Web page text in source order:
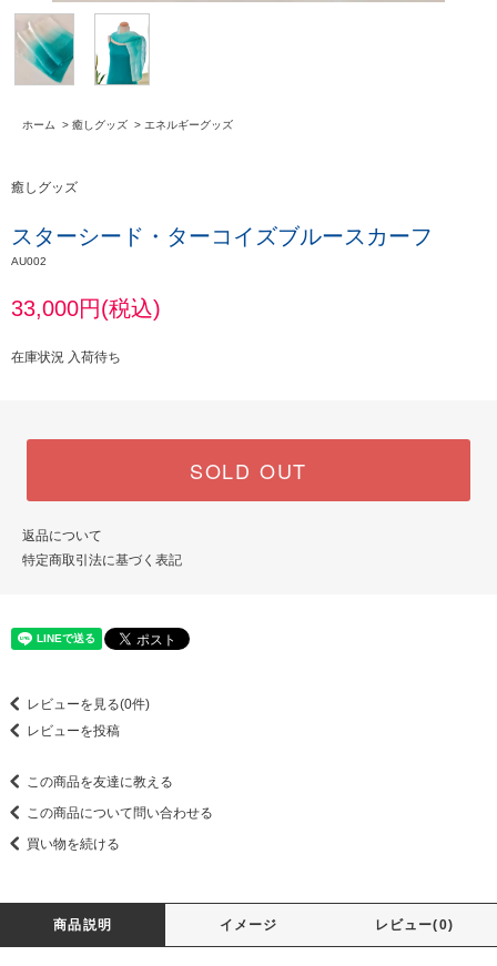
ホーム > 癒しグッズ > エネルギーグッズ
癒しグッズ
スターシード・ターコイズブルースカーフ
AU002
33,000円(税込)
在庫状況 入荷待ち
SOLD OUT
返品について
特定商取引法に基づく表記
レビューを見る(0件)
レビューを投稿
この商品を友達に教える
この商品について問い合わせる
買い物を続ける
商品説明 イメージ レビュー(0)